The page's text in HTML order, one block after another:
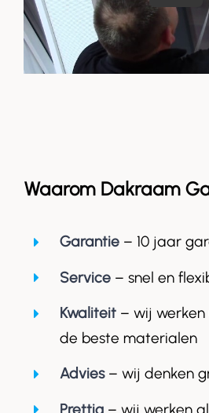
Waarom Dakraam
Garantie– 10 jaar
Service – snel en
Kwaliteit– wij werken
de beste materialen
Advies– wij denken
Prettig– wij werken